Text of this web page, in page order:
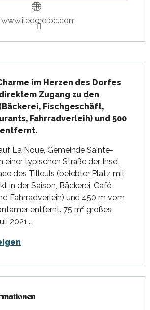
www.iledereloc.com
im Herzen des Dorfes
Zugang zu den
Fischgeschäft,
Fahrradverleih) und 500
entfernt.
La Noue, Gemeinde Sainte-
einer typischen Straße der Insel,
des Tilleuls (belebter Platz mit
in der Saison, Bäckerei, Café,
Fahrradverleih) und 450 m vom
entfernt. 75 m² großes
2021...